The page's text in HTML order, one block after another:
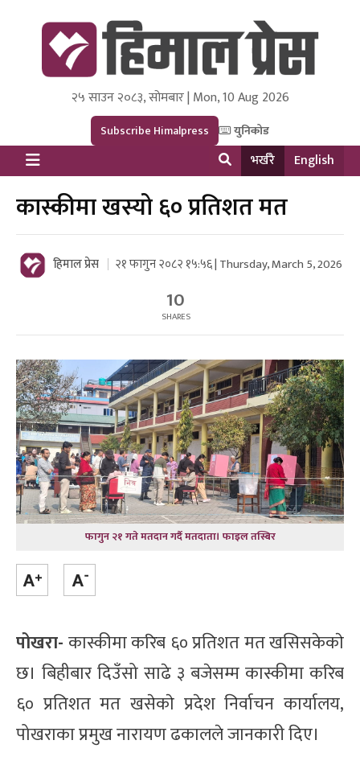
Himal Press
Dot NewsyNepal Media and Research Pvt Ltd.
२५ साउन २०८३, सोमबार | Mon, 10 Aug 2026
Subscribe Himalpress युनिकोड
भर्खरै English
कास्कीमा खस्यो ६० प्रतिशत मत
हिमाल प्रेस २१ फागुन २०८२ १५:५६ | Thursday, March 5, 2026
10
SHARES
फागुन २१ गते मतदान गर्दै मतदाता। फाइल तस्बिर
पोखरा-कास्कीमा करिब ६० प्रतिशत मत खसिसकेकाे
छ। बिहीबार दिउँसो साढे ३ बजेसम्म कास्कीमा करिब
६० प्रतिशत मत खसेकाे प्रदेश निर्वाचन कार्यालय,
पोखराका प्रमुख नारायण ढकालले जानकारी दिए।